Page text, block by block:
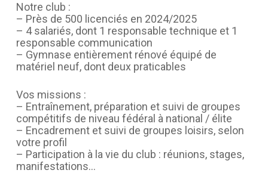
Notre club :
– Près de 500 licenciés en 2024/2025
– 4 salariés, dont 1 responsable technique et 1
responsable communication
– Gymnase entièrement rénové équipé de
matériel neuf, dont deux praticables
Vos missions :
– Entraînement, préparation et suivi de groupes
compétitifs de niveau fédéral à national / élite
– Encadrement et suivi de groupes loisirs, selon
votre profil
– Participation à la vie du club : réunions, stages,
manifestations…